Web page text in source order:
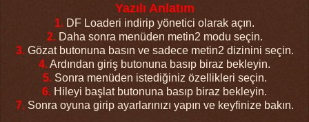
Yazılı Anlatım
1. DF Loaderi indirip yönetici olarak açın.
2.Daha sonra menüden metin2 modu seçin.
3.Gözat butonuna basın ve sadece metin2 dizinini seçin.
4.Ardından giriş butonuna basıp biraz bekleyin.
5. Sonra menüden istediğiniz özellikleri seçin.
6. Hileyi başlat butonuna basıp biraz bekleyin.
7. Sonra oyuna girip ayarlarınızı yapın ve keyfinize bakın.